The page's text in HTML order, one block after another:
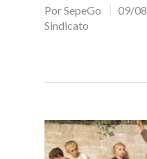
PorSepeGo 09/
Sindicato